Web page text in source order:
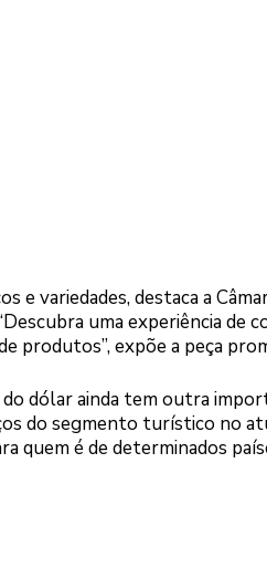
e variedades, destaca a
uma experiência de
produtos”, expõe a peça
dólar ainda tem outra
do segmento turístico no
quem é de determinados